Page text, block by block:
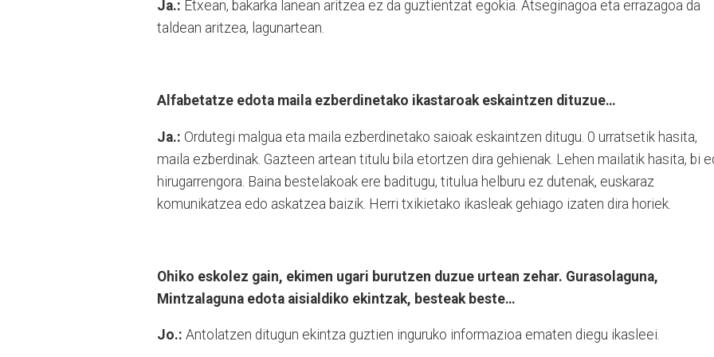
Ja.: Etxean, bakarka lanean aritzea ez da guztientzat egokia. Atseginagoa eta errazagoa da
taldean aritzea, lagunartean.
Alfabetatze edota maila ezberdinetako ikastaroak eskaintzen dituzue…
Ja.: Ordutegi malgua eta maila ezberdinetako saioak eskaintzen ditugu. 0 urratsetik hasita,
maila ezberdinak. Gazteen artean titulu bila etortzen dira gehienak. Lehen mailatik hasita, bi
hirugarrengora. Baina bestelakoak ere baditugu, titulua helburu ez dutenak, euskaraz
komunikatzea edo askatzea baizik. Herri txikietako ikasleak gehiago izaten dira horiek.
Ohiko eskolez gain, ekimen ugari burutzen duzue urtean zehar. Gurasolaguna,
Mintzalaguna edota aisialdiko ekintzak, besteak beste…
Jo.: Antolatzen ditugun ekintza guztien inguruko informazioa ematen diegu ikasleei.